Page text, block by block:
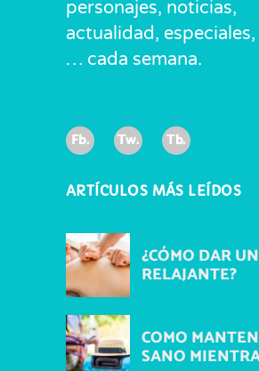
personajes, noticias,
actualidad,
… cada semana.
Fb. Tw. Tb.
ARTÍCULOS MÁS LEÍDOS
¿CÓMO DAR
RELAJANTE?
COMO
SANO